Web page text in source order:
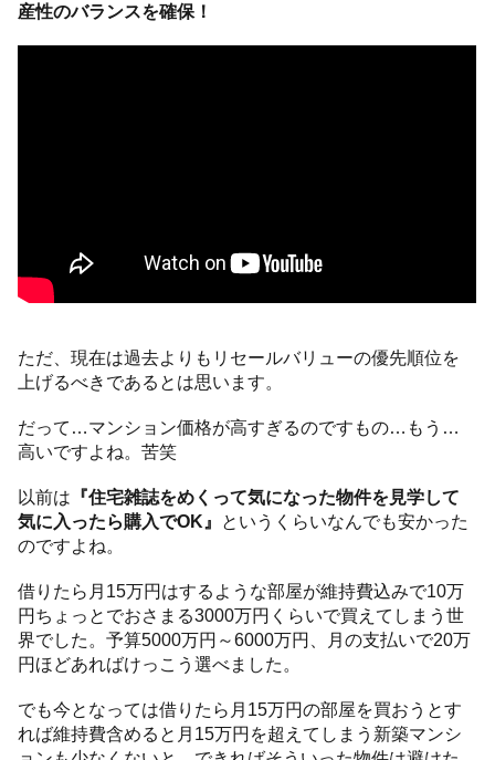
産性のバランスを確保！
ただ、現在は過去よりもリセールバリューの優先順位を
上げるべきであるとは思います。
だって…マンション価格が高すぎるのですもの…もう…
高いですよね。苦笑
以前は 『住宅雑誌をめくって気になった物件を見学して
気に入ったら購入でOK』 というくらいなんでも安かった
のですよね。
借りたら月15万円はするような部屋が維持費込みで10万
円ちょっとでおさまる3000万円くらいで買えてしまう世
界でした。予算5000万円～6000万円、月の支払いで20万
円ほどあればけっこう選べました。
でも今となっては借りたら月15万円の部屋を買おうとす
れば維持費含めると月15万円を超えてしまう新築マンシ